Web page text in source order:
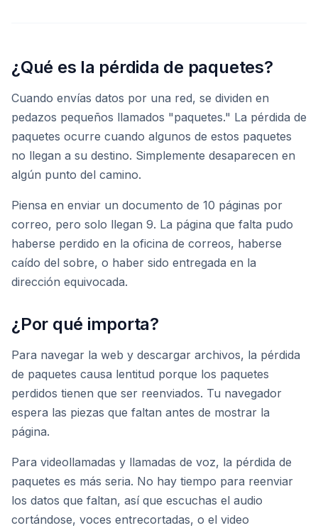
¿Qué es la pérdida de paquetes?
Cuando envías datos por una red, se dividen en
pedazos pequeños llamados "paquetes." La pérdida de
paquetes ocurre cuando algunos de estos paquetes
no llegan a su destino. Simplemente desaparecen en
algún punto del camino.
Piensa en enviar un documento de 10 páginas por
correo, pero solo llegan 9. La página que falta pudo
haberse perdido en la oficina de correos, haberse
caído del sobre, o haber sido entregada en la
dirección equivocada.
¿Por qué importa?
Para navegar la web y descargar archivos, la pérdida
de paquetes causa lentitud porque los paquetes
perdidos tienen que ser reenviados. Tu navegador
espera las piezas que faltan antes de mostrar la
página.
Para videollamadas y llamadas de voz, la pérdida de
paquetes es más seria. No hay tiempo para reenviar
los datos que faltan, así que escuchas el audio
cortándose, voces entrecortadas, o el video